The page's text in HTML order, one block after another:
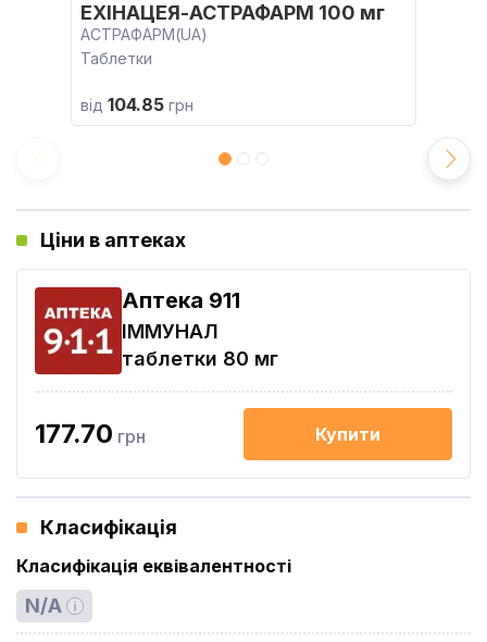
ЕХІНАЦЕЯ-АСТРАФАРМ 100 мг
АСТРАФАРМ(UA)
Таблетки
від 104.85 грн
Ціни в аптеках
Aптека 911
ІММУНАЛ
таблетки 80 мг
177.70 грн Купити
Класифікація
Класифікація еквівалентності
N/A